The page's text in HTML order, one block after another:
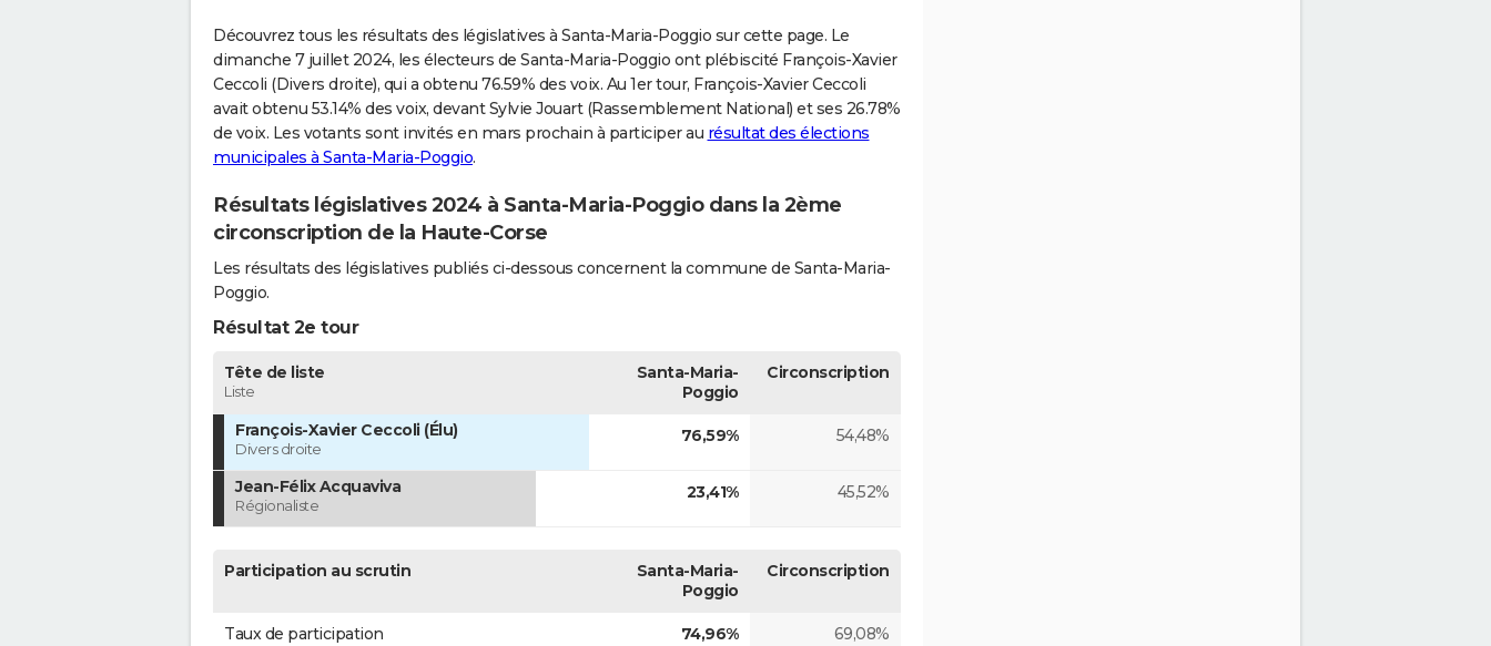
Découvrez tous les résultats des législatives à Santa-Maria-Poggio sur cette page. Le
dimanche 7 juillet 2024, les électeurs de Santa-Maria-Poggio ont plébiscité François-Xavier
Ceccoli (Divers droite), qui a obtenu 76.59% des voix. Au 1er tour, François-Xavier Ceccoli
avait obtenu 53.14% des voix, devant Sylvie Jouart (Rassemblement National) et ses 26.78%
de voix. Les votants sont invités en mars prochain à participer au résultat des élections
municipales à Santa-Maria-Poggio.
Résultats législatives 2024 à Santa-Maria-Poggio dans la 2ème
circonscription de la Haute-Corse
Les résultats des législatives publiés ci-dessous concernent la commune de Santa-Maria-
Poggio.
Résultat 2e tour
Tête de liste
Liste
Santa-Maria-
Poggio
Circonscription
François-Xavier Ceccoli (Élu)
Divers droite
76,59% 54,48%
Jean-Félix Acquaviva
Régionaliste
23,41% 45,52%
Participation au scrutin
Santa-Maria-
Poggio
Circonscription
Taux de participation 74,96% 69,08%